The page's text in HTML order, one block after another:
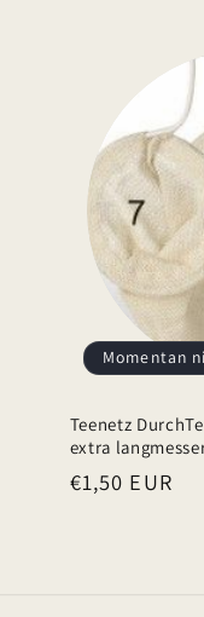
Momentan
Teenetz
extra
Normaler
€1,50 EUR